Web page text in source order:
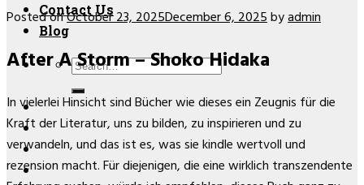
Contact Us
Blog
Search
for:
Posted onOctober 23, 2025December 6, 2025byadmin
After A Storm – Shoko Hidaka
In vielerlei Hinsicht sind Bücher wie dieses ein Zeugnis für die
Kraft der Literatur, uns zu bilden, zu inspirieren und zu
verwandeln, und das ist es, was sie kindle wertvoll und
rezension macht. Für diejenigen, die eine wirklich transzendente